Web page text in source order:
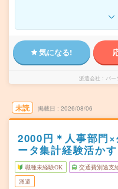
気になる!
派遣会社 パー
未読 掲載日 2026/08/06
2000円＊人事部門
ータ集計経験活か
職種未経験OK 交通費別途支
派遣